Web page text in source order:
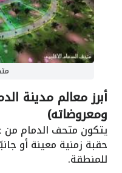
أبرز معالم مدينة
ومعروضاته)
يتكون متحف الدمام
حقبة زمنية معينة أو
للمنطقة.